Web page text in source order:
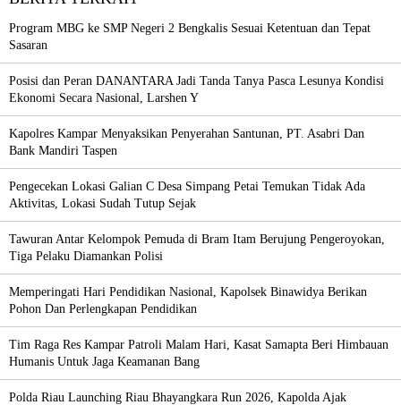
Program MBG ke SMP Negeri 2 Bengkalis Sesuai Ketentuan dan Tepat
Sasaran
Posisi dan Peran DANANTARA Jadi Tanda Tanya Pasca Lesunya Kondisi
Ekonomi Secara Nasional, Larshen Y
Kapolres Kampar Menyaksikan Penyerahan Santunan, PT. Asabri Dan
Bank Mandiri Taspen
Pengecekan Lokasi Galian C Desa Simpang Petai Temukan Tidak Ada
Aktivitas, Lokasi Sudah Tutup Sejak
Tawuran Antar Kelompok Pemuda di Bram Itam Berujung Pengeroyokan,
Tiga Pelaku Diamankan Polisi
Memperingati Hari Pendidikan Nasional, Kapolsek Binawidya Berikan
Pohon Dan Perlengkapan Pendidikan
Tim Raga Res Kampar Patroli Malam Hari, Kasat Samapta Beri Himbauan
Humanis Untuk Jaga Keamanan Bang
Polda Riau Launching Riau Bhayangkara Run 2026, Kapolda Ajak